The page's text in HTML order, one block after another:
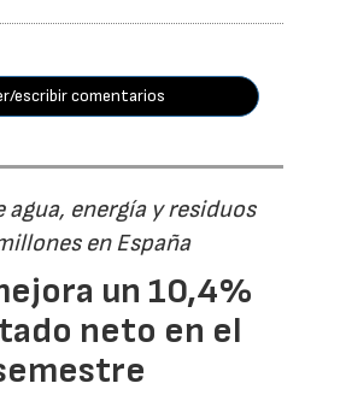
escribir comentarios
agua, energía y residuos
en España
un 10,4%
neto en el